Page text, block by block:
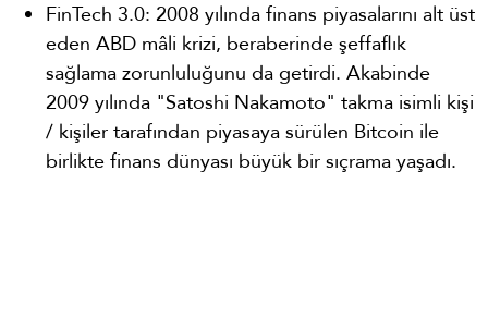
FinTech 3.0: 2008 yılında finans piyasalarını alt üst
eden ABD mâli krizi, beraberinde şeffaflık
sağlama zorunluluğunu da getirdi. Akabinde
2009 yılında "Satoshi Nakamoto" takma isimli kişi
/ kişiler tarafından piyasaya sürülen Bitcoin ile
birlikte finans dünyası büyük bir sıçrama yaşadı.